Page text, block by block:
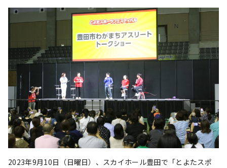
2023年9月10日（日曜日）、スカイホール豊田で「とよたスポ